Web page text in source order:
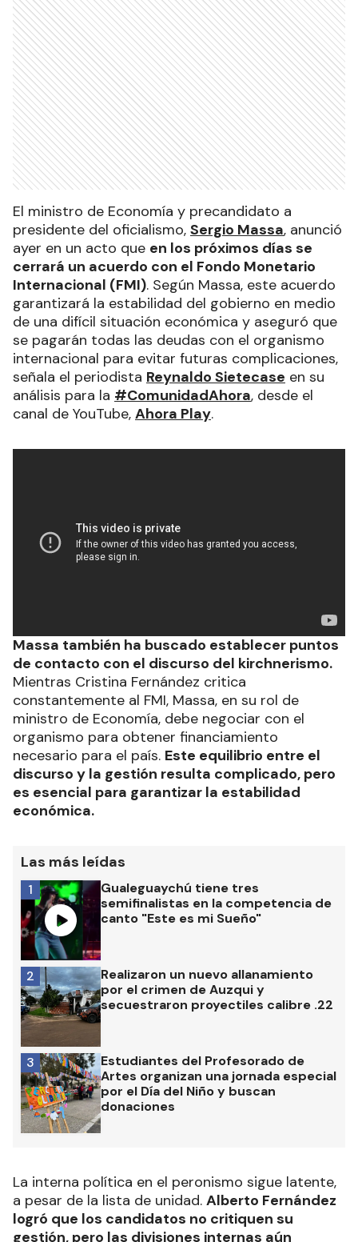
El ministro de Economía y precandidato a
presidente del oficialismo, Sergio Massa, anunció
ayer en un acto que en los próximos días se
cerrará un acuerdo con el Fondo Monetario
Internacional (FMI). Según Massa, este acuerdo
garantizará la estabilidad del gobierno en medio
de una difícil situación económica y aseguró que
se pagarán todas las deudas con el organismo
internacional para evitar futuras complicaciones,
señala el periodista Reynaldo Sietecase en su
análisis para la #ComunidadAhora, desde el
canal de YouTube, Ahora Play.
Massa también ha buscado establecer puntos
de contacto con el discurso del kirchnerismo.
Mientras Cristina Fernández critica
constantemente al FMI, Massa, en su rol de
ministro de Economía, debe negociar con el
organismo para obtener financiamiento
necesario para el país. Este equilibrio entre el
discurso y la gestión resulta complicado, pero
es esencial para garantizar la estabilidad
económica.
Las más leídas
Gualeguaychú tiene tres
semifinalistas en la competencia de
canto "Este es mi Sueño"
1
Realizaron un nuevo allanamiento
por el crimen de Auzqui y
secuestraron proyectiles calibre .22
2
Estudiantes del Profesorado de
Artes organizan una jornada especial
por el Día del Niño y buscan
donaciones
3
La interna política en el peronismo sigue latente,
a pesar de la lista de unidad. Alberto Fernández
logró que los candidatos no critiquen su
gestión, pero las divisiones internas aún